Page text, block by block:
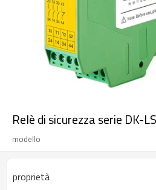
Relè di sicurezza serie DK-
modello
proprietà